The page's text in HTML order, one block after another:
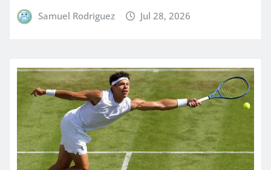
Samuel Rodriguez Jul 28, 2026